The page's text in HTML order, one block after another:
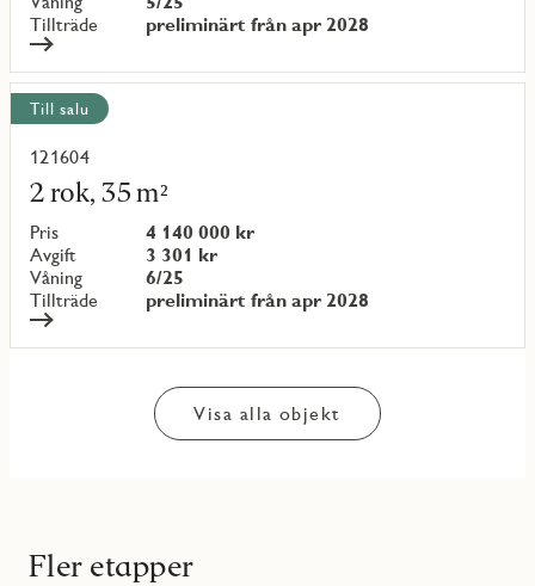
Tillträde
preliminärt från apr 2028
Till salu
121604
2 rok, 35 m²
Pris
4 140 000 kr
Avgift
3 301 kr
Våning
6/25
Tillträde
preliminärt från apr 2028
Läs
mer
om
objekt
{objectNumber}
Visa alla objekt
Fler etapper